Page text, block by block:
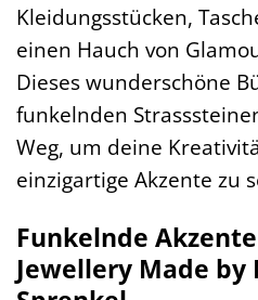
Kleidungsstücken,
einen Hauch von
Dieses wunderschöne
funkelnden
Weg, um deine
einzigartige Akzente zu
Funkelnde
Jewellery Made